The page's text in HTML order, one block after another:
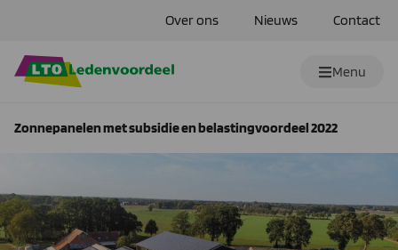
Over ons Nieuws Contact
Menu
Zonnepanelen met subsidie en belastingvoordeel 2022